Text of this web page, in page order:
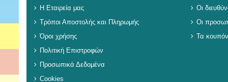
Η Εταιρεία μας
Τρόποι Αποστολής και Πληρωμής
Όροι χρήσης
Πολιτική Επιστροφών
Προσωπικά Δεδομένα
Cookies
Οι
Οι
Τα